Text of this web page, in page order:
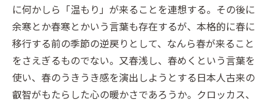
に何かしら「温もり」が来ることを連想する。その後に
余寒とか春寒とかいう言葉も存在するが、本格的に春に
移行する前の季節の逆戻りとして、なんら春が来ること
をさえぎるものでない。又春浅し、春めくという言葉を
使い、春のうきうき感を演出しようとする日本人古来の
叡智がもたらした心の暖かさであろうか。クロッカス、